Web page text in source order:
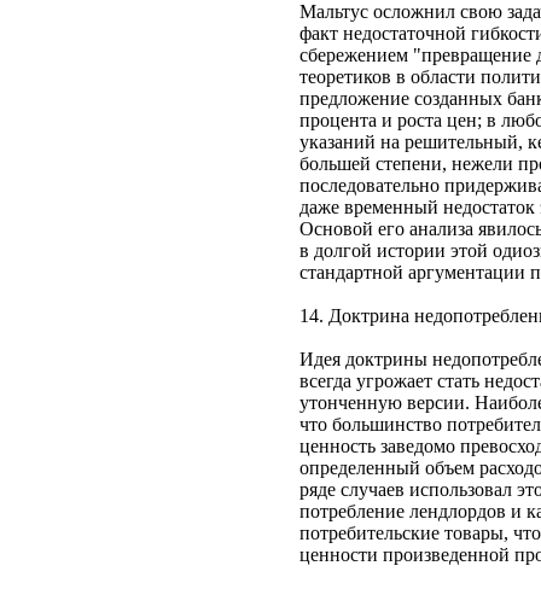
Мальтус осложнил свою
факт недостаточной
сбережением "превращение
теоретиков в области
предложение созданных
процента и роста цен; в
указаний на решительный,
большей степени, нежели
последовательно
даже временный
Основой его анализа
в долгой истории этой
стандартной аргументации
14. Доктрина
Идея доктрины
всегда угрожает стать
утонченную версии.
что большинство
ценность заведомо
определенный объем
ряде случаев использовал
потребление лендлордов и
потребительские товары,
ценности произведенной